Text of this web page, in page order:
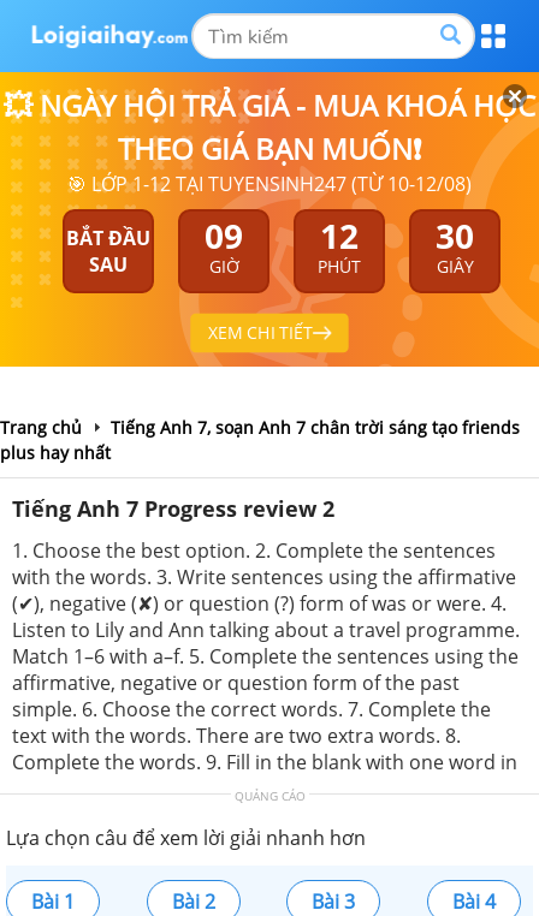
💥 NGÀY HỘI TRẢ GIÁ - MUA KHOÁ HỌC
THEO GIÁ BẠN MUỐN❗
🎯 LỚP 1-12 TẠI TUYENSINH247 (TỪ 10-12/08)
BẮT ĐẦU
SAU
09
GIỜ
12
PHÚT
29
GIÂY
XEM CHI TIẾT
Trang chủ
Tiếng Anh 7, soạn Anh 7 chân trời sáng tạo friends
plus hay nhất
Tiếng Anh 7 Progress review 2
1. Choose the best option. 2. Complete the sentences
with the words. 3. Write sentences using the affirmative
(✔), negative (✘) or question (?) form of was or were. 4.
Listen to Lily and Ann talking about a travel programme.
Match 1–6 with a–f. 5. Complete the sentences using the
affirmative, negative or question form of the past
simple. 6. Choose the correct words. 7. Complete the
text with the words. There are two extra words. 8.
Complete the words. 9. Fill in the blank with one word in
QUẢNG CÁO
Lựa chọn câu để xem lời giải nhanh hơn
Bài 1 Bài 2 Bài 3
Bài 4